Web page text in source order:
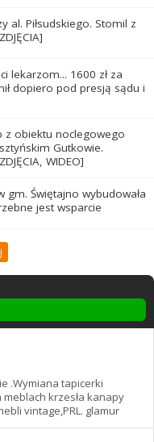
al. Piłsudskiego. Stomil z
lekarzom... 1600 zł za
dopiero pod presją sądu i
z obiektu noclegowego
Gutkowie.
WIDEO]
gm. Świętajno wybudowała
jest wsparcie
.Wymiana tapicerki
krzesła kanapy
sofy fotele .renowacja mebli vintage,PRL. glamur